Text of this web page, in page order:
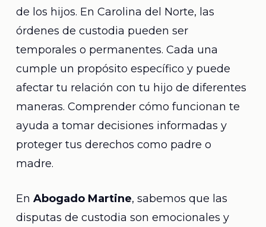
de los hijos. En Carolina del Norte, las
órdenes de custodia pueden ser
temporales o permanentes. Cada una
cumple un propósito específico y puede
afectar tu relación con tu hijo de diferentes
maneras. Comprender cómo funcionan te
ayuda a tomar decisiones informadas y
proteger tus derechos como padre o
madre.
En Abogado Martine, sabemos que las
disputas de custodia son emocionales y